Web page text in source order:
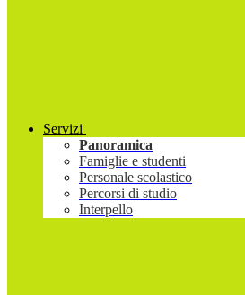
Servizi
Panoramica
Famiglie e studenti
Personale scolastico
Percorsi di studio
Interpello